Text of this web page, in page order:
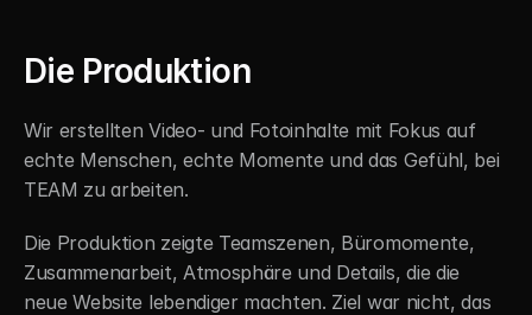
Die Produktion
Wir erstellten Video- und Fotoinhalte mit Fokus auf
echte Menschen, echte Momente und das Gefühl, bei
TEAM zu arbeiten.
Die Produktion zeigte Teamszenen, Büromomente,
Zusammenarbeit, Atmosphäre und Details, die die
neue Website lebendiger machten. Ziel war nicht, das